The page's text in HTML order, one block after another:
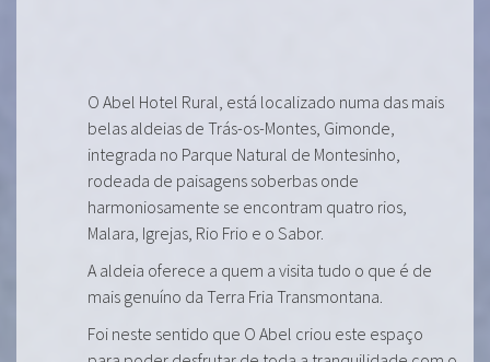
O Abel Hotel Rural, está localizado numa das mais
belas aldeias de Trás-os-Montes, Gimonde,
integrada no Parque Natural de Montesinho,
rodeada de paisagens soberbas onde
harmoniosamente se encontram quatro rios,
Malara, Igrejas, Rio Frio e o Sabor.
A aldeia oferece a quem a visita tudo o que é de
mais genuíno da Terra Fria Transmontana.
Foi neste sentido que O Abel criou este espaço